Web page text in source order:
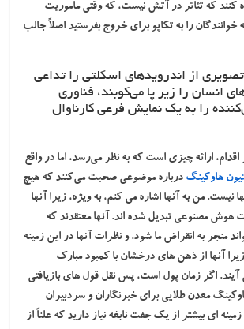
کنند که تئاتر در آتش نیست، که وقتی ماموریت
را به تکاپو برای خروج بفرستید اصلاً جالب
از اندرویدهای اسکلتی را تداعی
انسان را زیر پا می‌کوبند، فناوری
را به یک نمایش فرعی کارناوال
ارائه چیزی است که به نظر می‌رسد، اما در واقع
هاوکینگ درباره موضوعی صحبت می‌کنند که هیچ
من به آنها اشاره می کنم، به ویژه، زیرا آنها
مصنوعی تبدیل شده اند. آنها معتقدند که
منجر به انقراض ما شود. و نظرات آنها در این زمینه
آنها از ذهن های درخشان با کمبود مبارک
آیند. اگر زمان پول است، پس نقل قول های بازیافتی
معدن طلایی برای خبرنگاران و سردبیران
ای بیشتر از یک جفت نابغه نیاز دارید که علناً از